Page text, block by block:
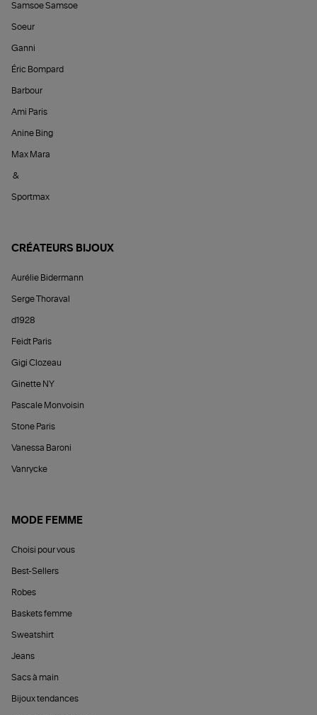
Samsoe Samsoe
Soeur
Ganni
Éric Bompard
Barbour
Ami Paris
Anine Bing
Max Mara
&
Sportmax
CRÉATEURS BIJOUX
Aurélie Bidermann
Serge Thoraval
d1928
Feidt Paris
Gigi Clozeau
Ginette NY
Pascale Monvoisin
Stone Paris
Vanessa Baroni
Vanrycke
MODE FEMME
Choisi pour vous
Best-Sellers
Robes
Baskets femme
Sweatshirt
Jeans
Sacs à main
Bijoux tendances